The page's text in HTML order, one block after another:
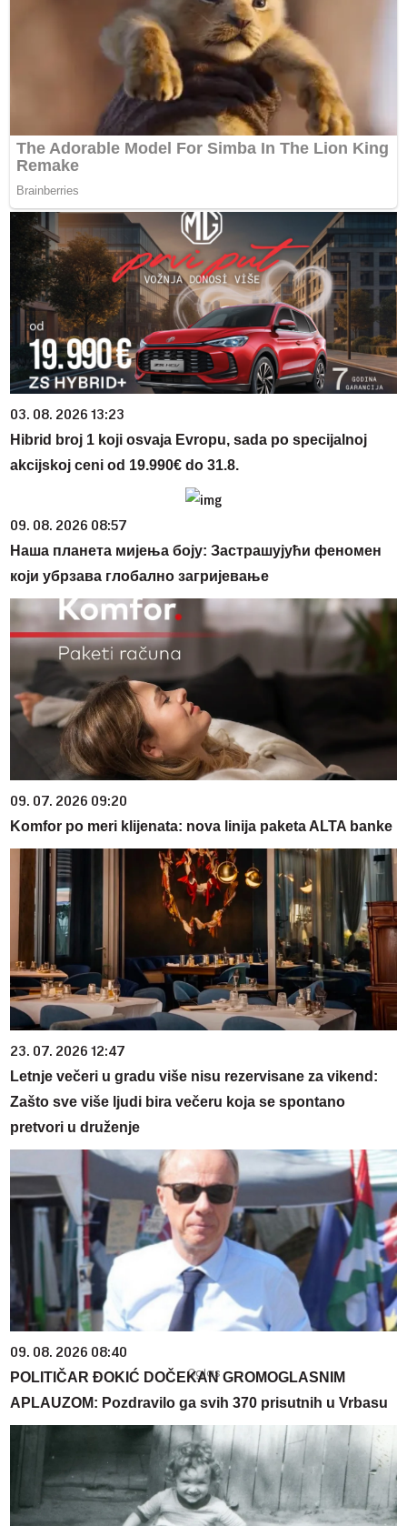
03. 08. 2026 13:23
Hibrid broj 1 koji osvaja Evropu, sada po specijalnoj
akcijskoj ceni od 19.990€ do 31.8.
09. 08. 2026 08:57
Наша планета мијења боју: Застрашујући феномен
који убрзава глобално загријевање
09. 07. 2026 09:20
Komfor po meri klijenata: nova linija paketa ALTA banke
23. 07. 2026 12:47
Letnje večeri u gradu više nisu rezervisane za vikend:
Zašto sve više ljudi bira večeru koja se spontano
pretvori u druženje
09. 08. 2026 08:40
POLITIČAR ĐOKIĆ DOČEKAN GROMOGLASNIM
APLAUZOM: Pozdravilo ga svih 370 prisutnih u Vrbasu